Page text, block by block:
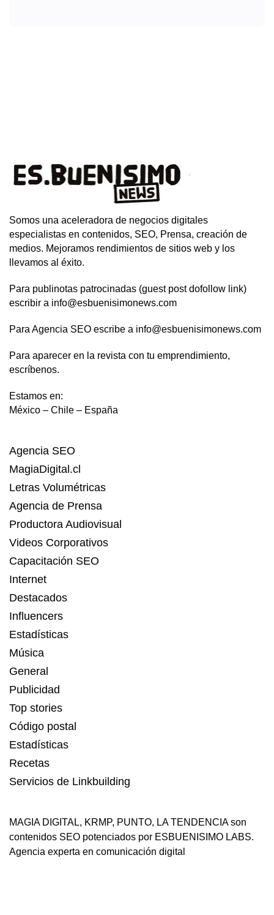
Somos una aceleradora de negocios digitales
especialistas en contenidos, SEO, Prensa, creación de
medios. Mejoramos rendimientos de sitios web y los
llevamos al éxito.
Para publinotas patrocinadas (guest post dofollow link)
escribir a info@esbuenisimonews.com
Para Agencia SEO escribe a info@esbuenisimonews.com
Para aparecer en la revista con tu emprendimiento,
escríbenos.
Estamos en:
México – Chile – España
Agencia SEO
MagiaDigital.cl
Letras Volumétricas
Agencia de Prensa
Productora Audiovisual
Videos Corporativos
Capacitación SEO
Internet
Destacados
Influencers
Estadísticas
Música
General
Publicidad
Top stories
Código postal
Estadísticas
Recetas
Servicios de Linkbuilding
MAGIA DIGITAL, KRMP, PUNTO, LA TENDENCIAson
contenidos SEO potenciados por ESBUENISIMO LABS.
Agencia experta en comunicación digital